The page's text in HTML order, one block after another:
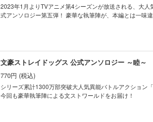
2023年1月よりTVアニメ第4シーズンが放送される、大
式アンソロジー第五弾！ 豪華な執筆陣が、本編とは一味
文豪ストレイドッグス 公式アンソロジー ～睦～
770円 (税込)
シリーズ累計1300万部突破大人気異能バトルアクション
今回も豪華執筆陣による文ストワールドをお届け！